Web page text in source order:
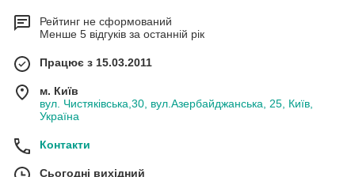
Рейтинг не сформований
Менше 5 відгуків за останній рік
Працює з 15.03.2011
м. Київ
вул. Чистяківська,30, вул.Азербайджанська, 25, Київ,
Україна
Контакти
Сьогодні вихідний